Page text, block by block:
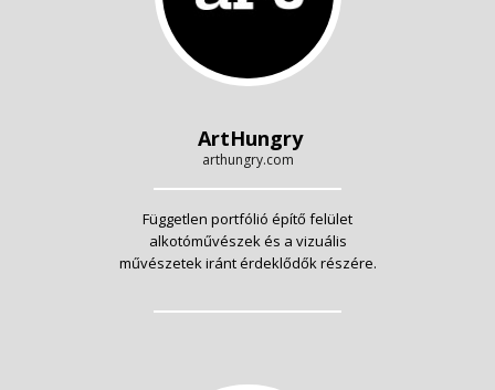
ArtHungry
arthungry.com
Független portfólió építő felület
alkotóművészek és a vizuális
művészetek iránt érdeklődők részére.